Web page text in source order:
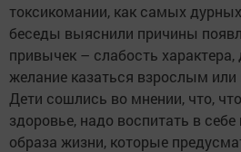
токсикомании, как самых
беседы выяснили причины
привычек – слабость
желание казаться взрослым
Дети сошлись во мнении, что,
здоровье, надо воспитать в
образа жизни, которые